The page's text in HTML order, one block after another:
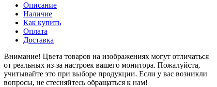
Описание
Наличие
Как купить
Оплата
Доставка
Внимание! Цвета товаров на изображениях могут отличаться
от реальных из-за настроек вашего монитора. Пожалуйста,
учитывайте это при выборе продукции. Если у вас возникли
вопросы, не стесняйтесь обращаться к нам!